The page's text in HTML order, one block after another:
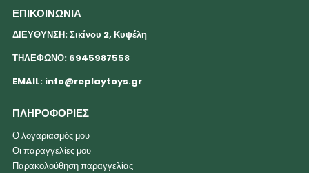
ΕΠΙΚΟΙΝΩΝΙΑ
ΔΙΕΥΘΥΝΣΗ: Σικίνου 2, Κυψέλη
ΤΗΛΕΦΩΝΟ: 6945987558
EMAIL: info@replaytoys.gr
ΠΛΗΡΟΦΟΡΙΕΣ
Ο λογαριασμός μου
Οι παραγγελίες μου
Παρακολούθηση παραγγελίας